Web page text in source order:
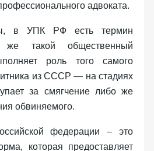
адвоката.
в УПК РФ есть термин
же такой общественный
роль того самого
из СССР — на стадиях
за смягчение либо же
обвиняемого.
федерации – это
которая предоставляет